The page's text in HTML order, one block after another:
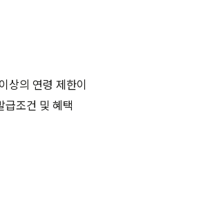
상의 연령 제한이
급조건 및 혜택